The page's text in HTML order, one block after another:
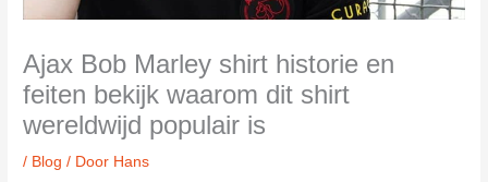
Ajax Bob Marley shirt historie en
feiten bekijk waarom dit shirt
wereldwijd populair is
/ Blog / Door Hans